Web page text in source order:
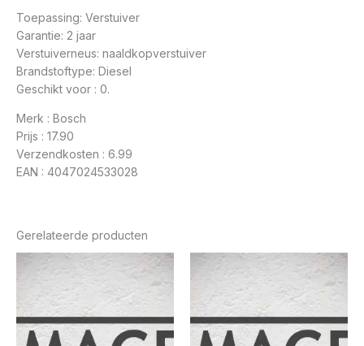
Toepassing: Verstuiver
Garantie: 2 jaar
Verstuiverneus: naaldkopverstuiver
Brandstoftype: Diesel
Geschikt voor : 0.
Merk : Bosch
Prijs : 17.90
Verzendkosten : 6.99
EAN : 4047024533028
Gerelateerde producten